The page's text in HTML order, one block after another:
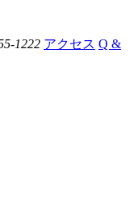
1222 アクセス Q &